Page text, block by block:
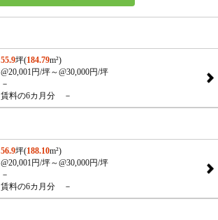
55.9坪(184.79m²)
@20,001円/坪～@30,000円/坪
－
賃料の6カ月分 －
56.9坪(188.10m²)
@20,001円/坪～@30,000円/坪
－
賃料の6カ月分 －